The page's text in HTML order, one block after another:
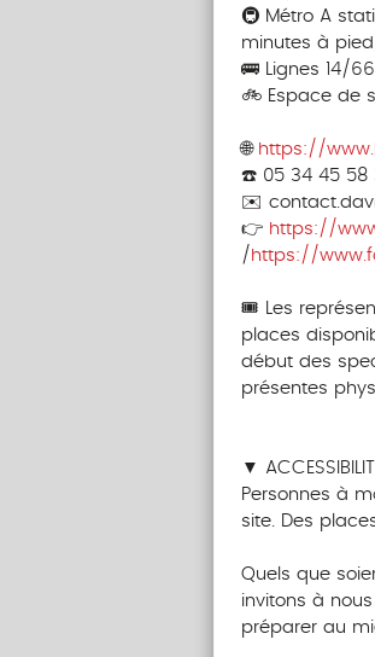
🚇 Métro A
minutes à
🚌 Lignes 14/
🚲 Espace de
🌐 https://
☎️ 05 34 45 58
✉️
👉 https://
/ https://
🎟️ Les
places
début des
présentes
▼
Personnes à
site. Des
Quels que
invitons à
préparer au